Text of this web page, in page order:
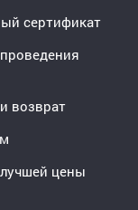
сертификат
возврат
цены